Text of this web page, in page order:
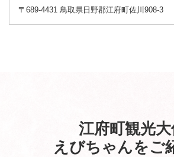
〒689-4431 鳥取県日野郡江府町佐川908-3
江府町観光大
えびちゃんをご